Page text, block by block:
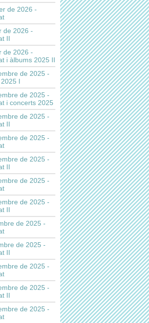
de 2026 -
de 2026 -
II
de 2026 -
i àlbums 2025 II
de 2025 -
I
de 2025 -
i concerts 2025
de 2025 -
II
de 2025 -
de 2025 -
II
de 2025 -
de 2025 -
II
de 2025 -
de 2025 -
II
de 2025 -
de 2025 -
II
de 2025 -